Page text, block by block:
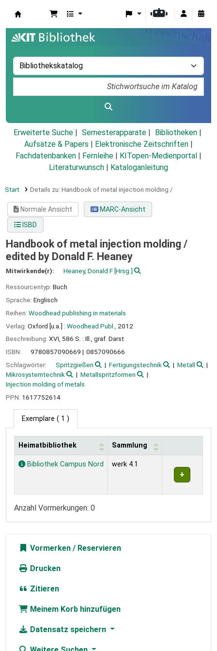
Erweiterte Suche Semesterapparate
Bibliotheken
Aufsätze & Papers
Elektronische Zeitschriften
Fachdatenbanken
Fernleihe KITopen-Medienportal
Literaturwunsch
Kataloganleitung
Start Details zu: Handbook of metal injection molding /
Normale Ansicht
MARC-Ansicht
ISBD
Handbook of metal injection molding /
edited by Donald F. Heaney
Mitwirkende(r): Heaney, Donald F [Hrsg.]
Ressourcentyp: Buch
Sprache: Englisch
Reihen: Woodhead publishing in materials
Verlag: Oxford [u.a.] : Woodhead Publ.,
2012
Beschreibung: XVI, 586 S. : Ill., graf. Darst
ISBN:
9780857090669
0857090666
Schlagwörter:
Spritzgießen Fertigungstechnik
Metall
Mikrosystemtechnik
Metallspritzformen
Injection molding of metals
PPN: 1617752614
Exemplare ( 1 )
Exemplare
Heimatbibliothek Sammlung
Bibliothek Campus Nord werk 4.1
Anzahl Vormerkungen: 0
Vormerken
Drucken
Zitieren
Meinem Korb hinzufügen
Datensatz speichern